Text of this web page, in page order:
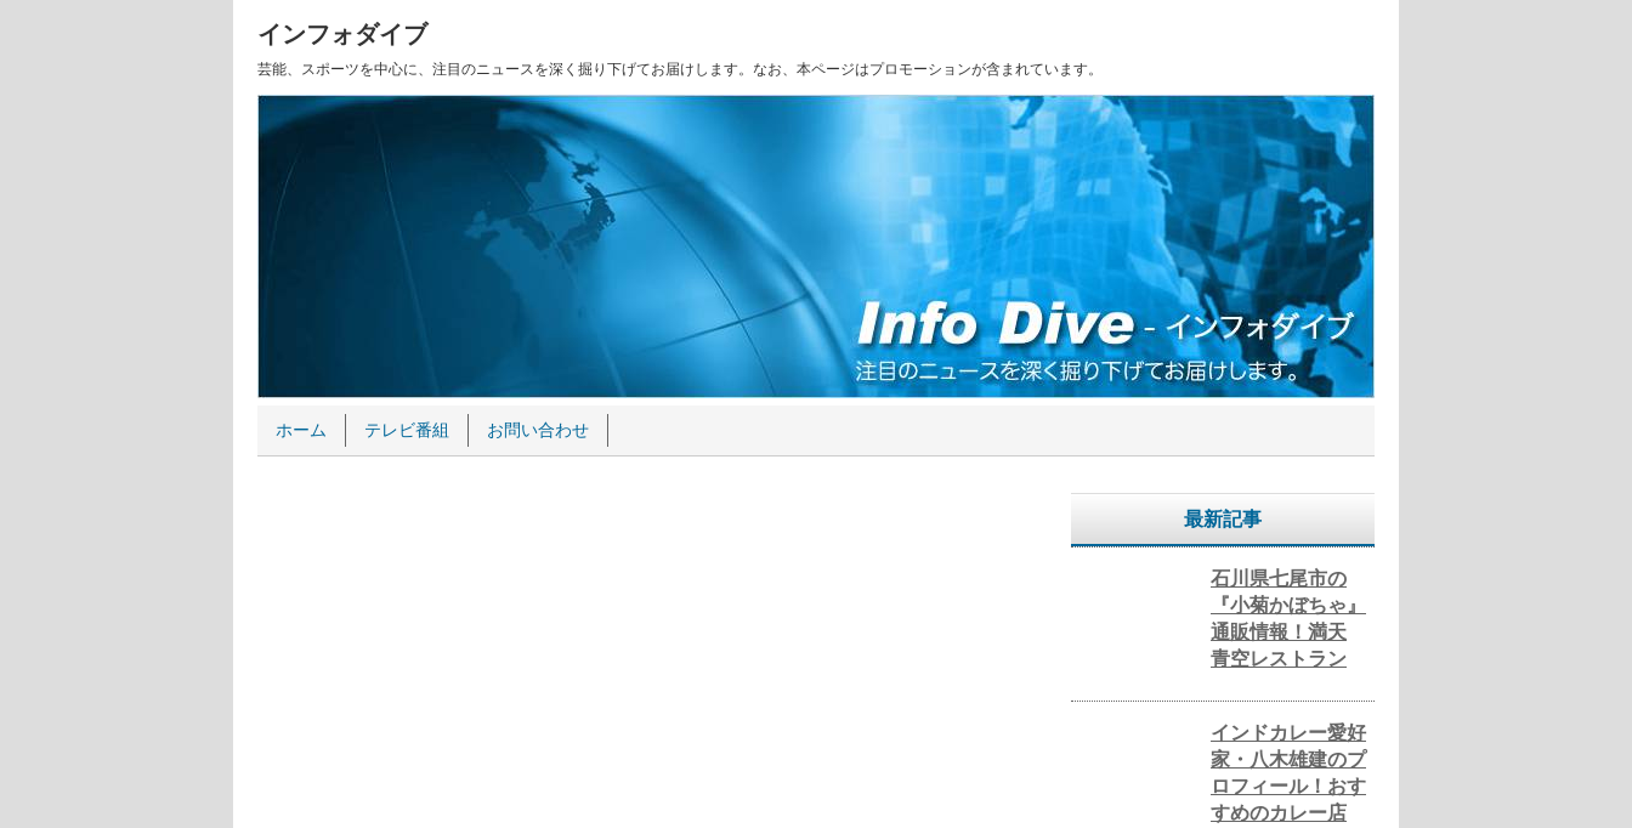
インフォダイブ
芸能、スポーツを中心に、注目のニュースを深く掘り下げてお届けします。なお、本ページはプロモーションが含まれています。
ホーム テレビ番組 お問い合わせ
最新記事
石川県七尾市の
『小菊かぼちゃ』
通販情報！満天
青空レストラン
インドカレー愛好
家・八木雄建のプ
ロフィール！おす
すめのカレー店